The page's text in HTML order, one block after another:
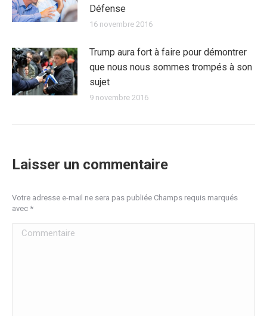
Défense
16 novembre 2016
Trump aura fort à faire pour démontrer
que nous nous sommes trompés à son
sujet
9 novembre 2016
Laisser un commentaire
Votre adresse e-mail ne sera pas publiée Champs requis marqués
avec *
Commentaire